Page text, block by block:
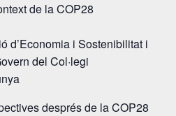
de la COP28
d’Economia i Sostenibilitat i
del Col·legi
després de la COP28